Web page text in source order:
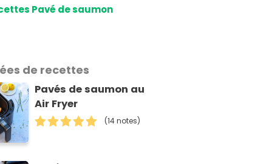
Pavé de saumon
de recettes
Pavés de saumon au
Air Fryer
(14 notes)